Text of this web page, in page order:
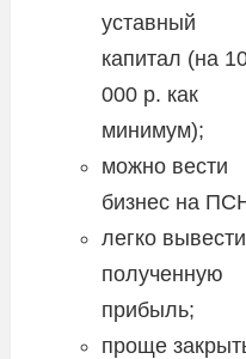
уставный
капитал (на
000 р. как
минимум);
можно вести
бизнес на
легко вывести
полученную
прибыль;
проще